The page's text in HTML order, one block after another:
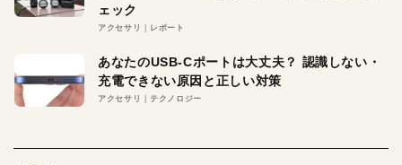
ェック
アクセサリ レポート
あなたのUSB-Cポートは大丈夫？ 認識しない・
充電できない原因と正しい対策
アクセサリ テクノロジー